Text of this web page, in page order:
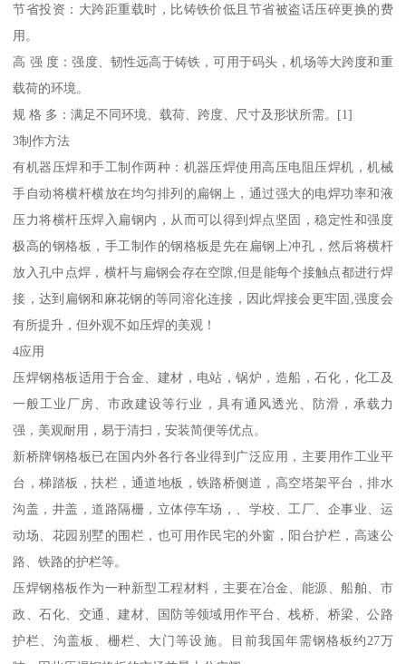
节省投资：大跨距重载时，比铸铁价低且节省被盗话压碎更换的费
用。
高 强 度：强度、韧性远高于铸铁，可用于码头，机场等大跨度和重
载荷的环境。
规 格 多：满足不同环境、载荷、跨度、尺寸及形状所需。[1]
3制作方法
有机器压焊和手工制作两种：机器压焊使用高压电阻压焊机，机械
手自动将横杆横放在均匀排列的扁钢上，通过强大的电焊功率和液
压力将横杆压焊入扁钢内，从而可以得到焊点坚固，稳定性和强度
极高的钢格板，手工制作的钢格板是先在扁钢上冲孔，然后将横杆
放入孔中点焊，横杆与扁钢会存在空隙,但是能每个接触点都进行焊
接，达到扁钢和麻花钢的等同溶化连接，因此焊接会更牢固,强度会
有所提升，但外观不如压焊的美观！
4应用
压焊钢格板适用于合金、建材，电站，锅炉，造船，石化，化工及
一般工业厂房、市政建设等行业，具有通风透光、防滑，承载力
强，美观耐用，易于清扫，安装简便等优点。
新桥牌钢格板已在国内外各行各业得到广泛应用，主要用作工业平
台，梯踏板，扶栏，通道地板，铁路桥侧道，高空塔架平台，排水
沟盖，井盖，道路隔栅，立体停车场，、学校、工厂、企事业、运
动场、花园别墅的围栏，也可用作民宅的外窗，阳台护栏，高速公
路、铁路的护栏等。
压焊钢格板作为一种新型工程材料，主要在冶金、能源、船舶、市
政、石化、交通、建材、国防等领域用作平台、栈桥、桥梁、公路
护栏、沟盖板、栅栏、大门等设施。目前我国年需钢格板约27万